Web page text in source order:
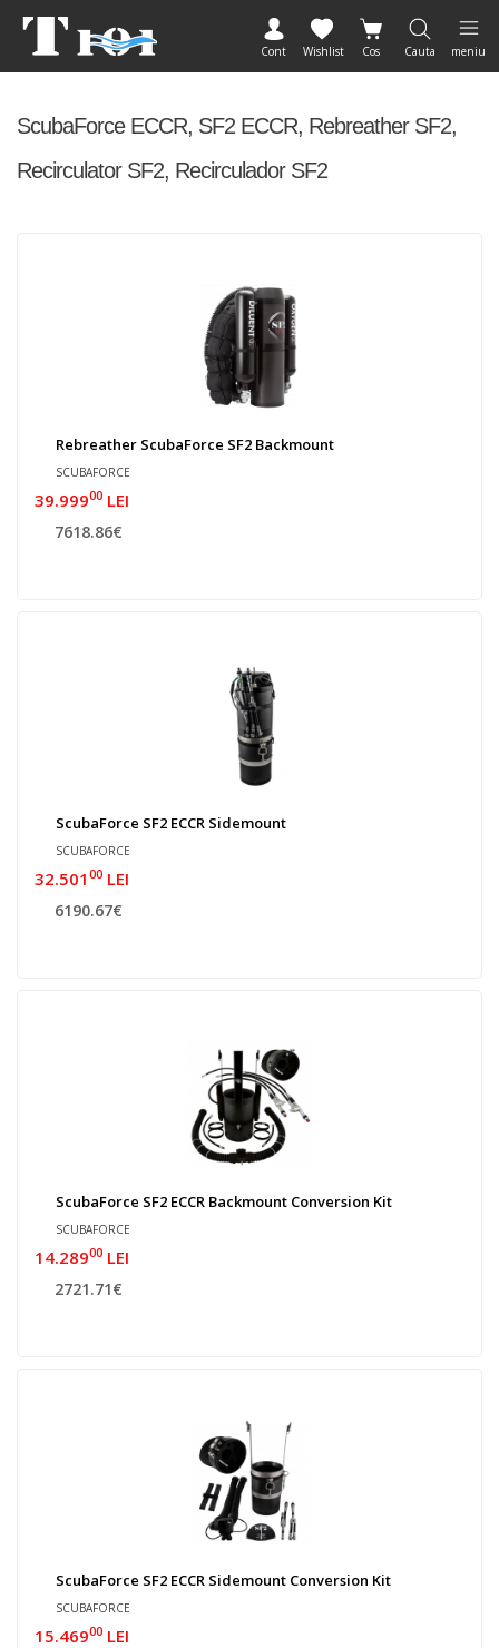
Cont Wishlist Cos Cauta meniu
ScubaForce ECCR, SF2 ECCR, Rebreather SF2,
Recirculator SF2, Recirculador SF2
Rebreather ScubaForce SF2 Backmount
SCUBAFORCE
39.99900 LEI
7618.86€
ScubaForce SF2 ECCR Sidemount
SCUBAFORCE
32.501 00 LEI
6190.67€
ScubaForce SF2 ECCR Backmount Conversion Kit
SCUBAFORCE
14.28900 LEI
2721.71€
ScubaForce SF2 ECCR Sidemount Conversion Kit
SCUBAFORCE
15.46900 LEI